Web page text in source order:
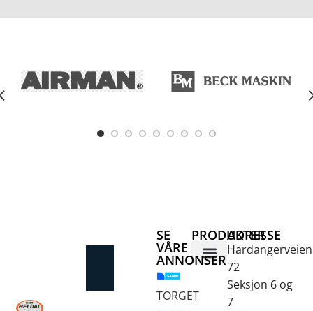
ADRESSE
Hardangerveien
72
Seksjon 6 og
7
PRODUKTER
SE
VÅRE
ANNONSER
TORGET